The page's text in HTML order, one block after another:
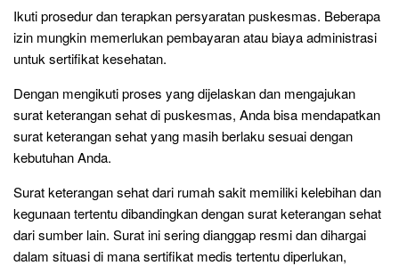
Ikuti prosedur dan terapkan persyaratan puskesmas. Beberapa
izin mungkin memerlukan pembayaran atau biaya administrasi
untuk sertifikat kesehatan.
Dengan mengikuti proses yang dijelaskan dan mengajukan
surat keterangan sehat di puskesmas, Anda bisa mendapatkan
surat keterangan sehat yang masih berlaku sesuai dengan
kebutuhan Anda.
Surat keterangan sehat dari rumah sakit memiliki kelebihan dan
kegunaan tertentu dibandingkan dengan surat keterangan sehat
dari sumber lain. Surat ini sering dianggap resmi dan dihargai
dalam situasi di mana sertifikat medis tertentu diperlukan,